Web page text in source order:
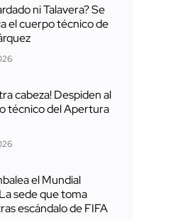
ni Talavera? Se
el cuerpo técnico de
cabeza! Despiden al
técnico del Apertura
el Mundial
sede que toma
escándalo de FIFA